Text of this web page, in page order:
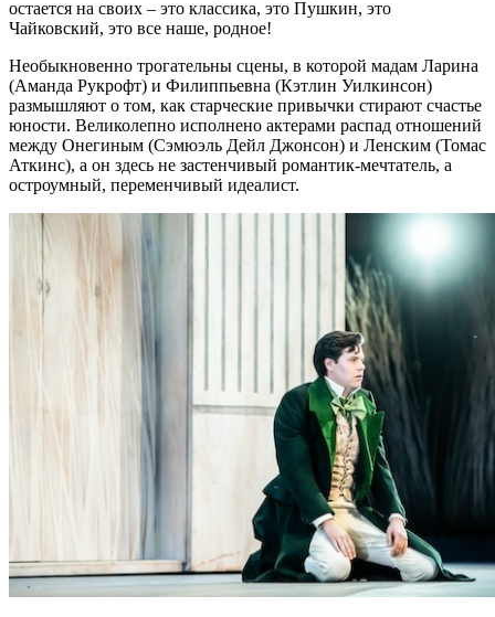
остается на своих – это классика, это Пушкин, это
Чайковский, это все наше, родное!
Необыкновенно трогательны сцены, в которой мадам Ларина
(Аманда Рукрофт) и Филиппьевна (Кэтлин Уилкинсон)
размышляют о том, как старческие привычки стирают счастье
юности. Великолепно исполнено актерами распад отношений
между Онегиным (Сэмюэль Дейл Джонсон) и Ленским (Томас
Аткинс), а он здесь не застенчивый романтик-мечтатель, а
остроумный, переменчивый идеалист.